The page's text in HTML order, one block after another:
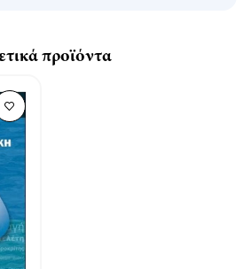
προϊόντα